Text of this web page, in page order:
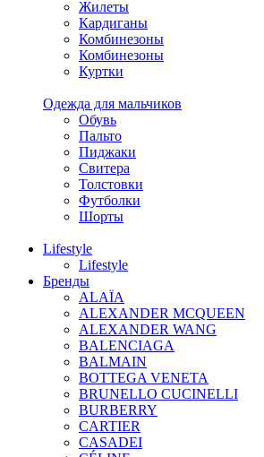
Жилеты
Кардиганы
Комбинезоны
Комбинезоны
Куртки
Одежда для мальчиков
Обувь
Пальто
Пиджаки
Свитера
Толстовки
Футболки
Шорты
Lifestyle
Lifestyle
Бренды
ALAÏA
ALEXANDER MCQUEEN
ALEXANDER WANG
BALENCIAGA
BALMAIN
BOTTEGA VENETA
BRUNELLO CUCINELLI
BURBERRY
CARTIER
CASADEI